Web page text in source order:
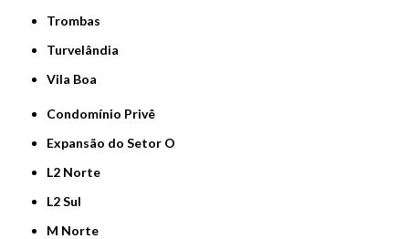
Trombas
Turvelândia
Vila Boa
Condomínio Privê
Expansão do Setor O
L2 Norte
L2 Sul
M Norte